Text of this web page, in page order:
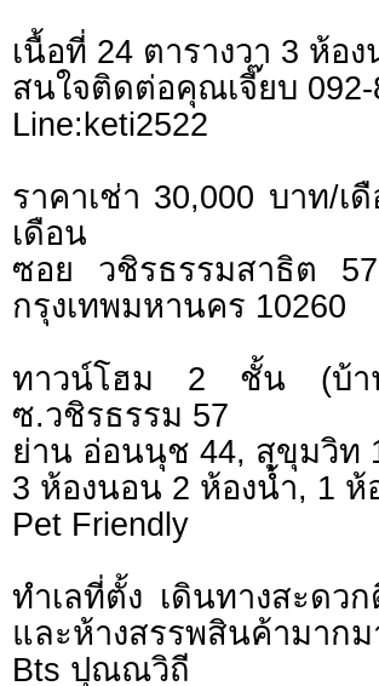
เนื้อที่ 24 ตารางวา 3 ห้อ
สนใจติดต่อคุณเจี๊ยบ 092-
Line:keti2522
ราคาเช่า 30,000 บาท/
เดือน
ซอย วชิรธรรมสาธิต
กรุงเทพมหานคร 10260
ทาวน์โฮม 2 ชั้น (บ้าน
ซ.วชิรธรรม 57
ย่าน อ่อนนุช 44, สุขุมวิท
3 ห้องนอน 2 ห้องน้ำ, 1
Pet Friendly
ทำเลที่ตั้ง เดินทางสะด
และห้างสรรพสินค้ามากม
Bts ปุณณวิถี